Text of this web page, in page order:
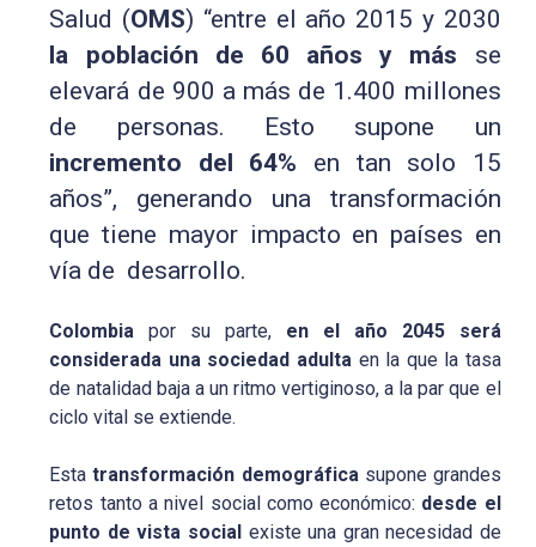
Salud (OMS) “entre el año 2015 y 2030
la población de 60 años y más se
elevará de 900 a más de 1.400 millones
de personas. Esto supone un
incremento del 64% en tan solo 15
años”, generando una transformación
que tiene mayor impacto en países en
vía de desarrollo.
Colombia por su parte, en el año 2045 será
considerada una sociedad adulta en la que la tasa
de natalidad baja a un ritmo vertiginoso, a la par que el
ciclo vital se extiende.
Estatransformación demográfica supone grandes
retos tanto a nivel social como económico: desde el
punto de vista social existe una gran necesidad de